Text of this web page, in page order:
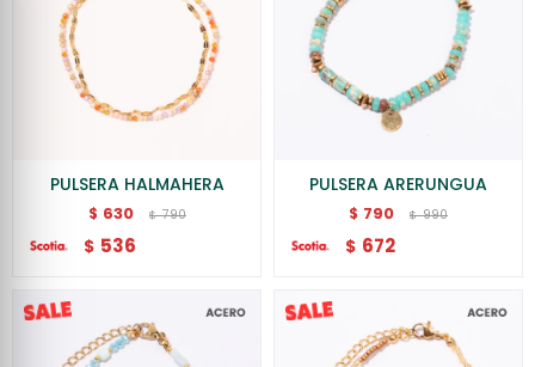
PULSERA HALMAHERA
$ 630 $ 790
$ 536
PULSERA ARERUNGUA
$ 790 $ 990
$ 672